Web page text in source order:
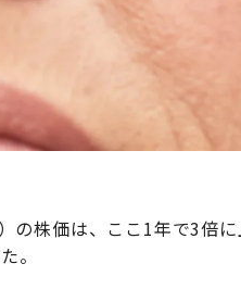
株価は、ここ1年で3倍
。